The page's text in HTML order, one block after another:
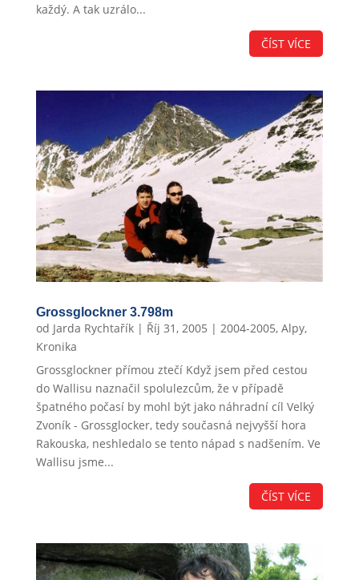
každý. A tak uzrálo...
ČÍST VÍCE
Grossglockner 3.798m
od Jarda Rychtařík| Říj 31, 2005 | 2004-2005, Alpy,
Kronika
Grossglockner přímou ztečí Když jsem před cestou
do Wallisu naznačil spolulezcům, že v případě
špatného počasí by mohl být jako náhradní cíl Velký
Zvoník - Grossglocker, tedy současná nejvyšší hora
Rakouska, neshledalo se tento nápad s nadšením. Ve
Wallisu jsme...
ČÍST VÍCE